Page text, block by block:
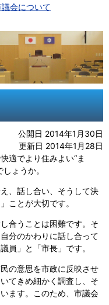
会について
公開日 2014年1月30日
更新日 2014年1月28日
適でより住みよい“ま
ょうか。
、話し合い、そうして決
ことが大切です。
合うことは困難です。そ
分のかわりに話し合って
員」と「市長」です。
の意思を市政に反映させ
てきめ細かく調査し、そ
ます。このため、市議会